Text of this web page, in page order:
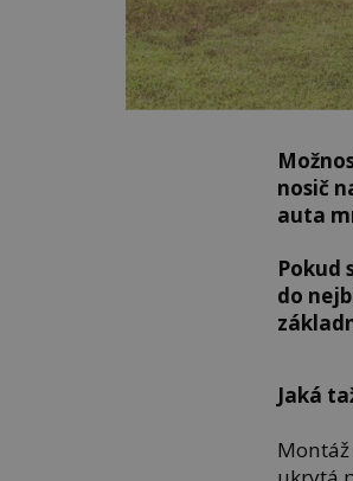
nosič
auta
Pokud
do
Jaká
Montáž